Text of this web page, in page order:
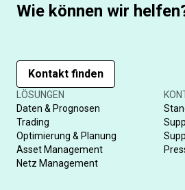
Wie können wir
Kontakt finden
LÖSUNGEN
Daten & Prognosen
Trading
Optimierung & Planung
Asset Management
Netz Management